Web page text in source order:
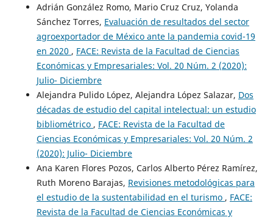
Adrián González Romo, Mario Cruz Cruz, Yolanda
Sánchez Torres, Evaluación de resultados del sector
agroexportador de México ante la pandemia covid-19
en 2020 , FACE: Revista de la Facultad de Ciencias
Económicas y Empresariales: Vol. 20 Núm. 2 (2020):
Julio- Diciembre
Alejandra Pulido López, Alejandra López Salazar, Dos
décadas de estudio del capital intelectual: un estudio
bibliométrico , FACE: Revista de la Facultad de
Ciencias Económicas y Empresariales: Vol. 20 Núm. 2
(2020): Julio- Diciembre
Ana Karen Flores Pozos, Carlos Alberto Pérez Ramírez,
Ruth Moreno Barajas, Revisiones metodológicas para
el estudio de la sustentabilidad en el turismo , FACE:
Revista de la Facultad de Ciencias Económicas y